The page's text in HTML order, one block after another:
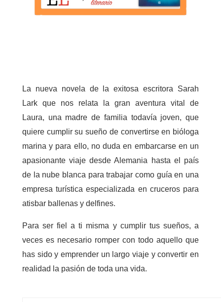
La nueva novela de la exitosa escritora Sarah
Lark que nos relata la gran aventura vital de
Laura, una madre de familia todavía joven, que
quiere cumplir su sueño de convertirse en bióloga
marina y para ello, no duda en embarcarse en un
apasionante viaje desde Alemania hasta el país
de la nube blanca para trabajar como guía en una
empresa turística especializada en cruceros para
atisbar ballenas y delfines.
Para ser fiel a ti misma y cumplir tus sueños, a
veces es necesario romper con todo aquello que
has sido y emprender un largo viaje y convertir en
realidad la pasión de toda una vida.